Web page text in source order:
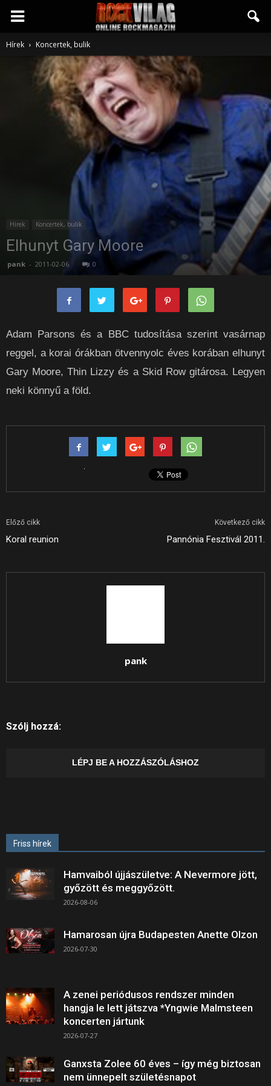
Rockvilág.hu
rockmagazin
Hírek Koncertek, bulik
Hírek Koncertek, bulik
Elhunyt Gary Moore
pank - 2011-02-06 0
Adam Parsons és a BBC tudosítása szerint vasárnap
reggel, a korai órákban ötvennyolc éves korában elhunyt
Gary Moore, Thin Lizzy és a Skid Row gitárosa. Legyen
neki könnyű a föld.
Előző cikk
Koral reunion
Következő cikk
Pannónia Fesztivál 2011.
pank
Szólj hozzá:
LÉPJ BE A HOZZÁSZÓLÁSHOZ
Friss hírek
Hamvaiból újjászületve: A Nevermore jött,
győzött és meggyőzött.
2026-08-06
Hamarosan újra Budapesten Anette Olzon
2026-07-30
A zenei periódusos rendszer minden
hangja le lett játszva *Yngwie Malmsteen
koncerten jártunk
2026-07-27
Ganxsta Zolee 60 éves – így még biztosan
nem ünnepelt születésnapot